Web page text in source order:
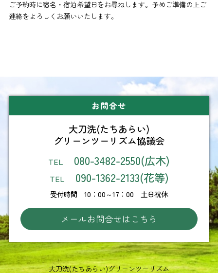
ご予約時に宿名・宿泊希望日をお尋ねします。予めご準備の上ご
連絡をよろしくお願いいたします。
お問合せ
大刀洗(たちあらい)
グリーンツーリズム協議会
TEL 080-3482-2550(広木)
TEL 090-1362-2133(花等)
受付時間 10：00～17：00 土日祝休
メールお問合せはこちら
大刀洗(たちあらい)グリーンツーリズム